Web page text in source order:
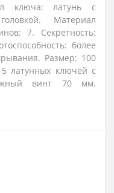
ключа: латунь с
Материал
7. Секретность:
более
Размер: 100
латунных ключей с
винт 70 мм.